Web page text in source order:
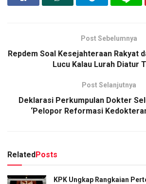
Post Sebelumnya
Repdem Soal Kesejahteraan Rakyat
Lucu Kalau Lurah Diatur
Post Selanjutnya
Deklarasi Perkumpulan Dokter
‘Pelopor Reformasi
RelatedPosts
KPK Ungkap Rangkaian